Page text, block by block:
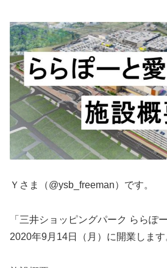
Ｙさま（@ysb_freeman）です。
「三井ショッピングパーク ららぽ
2020年9月14日（月）に開業します